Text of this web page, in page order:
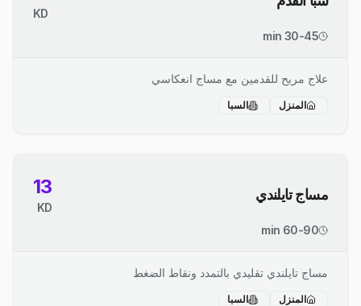
KD
30-45 min
علاج مريح للقدمين مع مساج انعكاسي
المنزل السبا
مساج تايلندي 13
KD
60-90 min
مساج تايلندي تقليدي بالتمدد ونقاط الضغط
المنزل السبا